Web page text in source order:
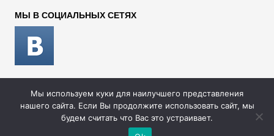
МЫ В СОЦИАЛЬНЫХ СЕТЯХ
2026 © Rufilm - Сериалы и фильмы онлайн
Мы используем куки для наилучшего представления
нашего сайта. Если Вы продолжите использовать сайт, мы
будем считать что Вас это устраивает.